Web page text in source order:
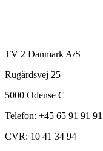
TV 2 Danmark A/S
Rugårdsvej 25
5000 Odense C
Telefon: +45 65 91 91 91
CVR: 10 41 34 94